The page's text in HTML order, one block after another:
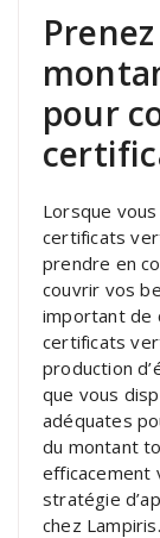
pour
Lorsque
certificats
prendre en
couvrir vos
important de
certificats
production
que vous
adéquates
du montant
stratégie
chez Lampiris.